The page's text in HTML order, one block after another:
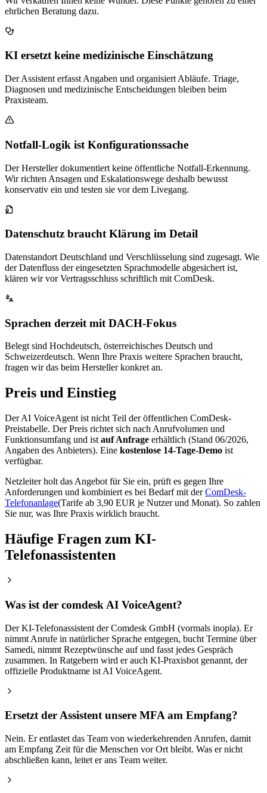
ehrlichen Beratung dazu.
KI ersetzt keine medizinische Einschätzung
Der Assistent erfasst Angaben und organisiert Abläufe. Triage,
Diagnosen und medizinische Entscheidungen bleiben beim
Praxisteam.
Notfall-Logik ist Konfigurationssache
Der Hersteller dokumentiert keine öffentliche Notfall-Erkennung.
Wir richten Ansagen und Eskalationswege deshalb bewusst
konservativ ein und testen sie vor dem Livegang.
Datenschutz braucht Klärung im Detail
Datenstandort Deutschland und Verschlüsselung sind zugesagt. Wie
der Datenfluss der eingesetzten Sprachmodelle abgesichert ist,
klären wir vor Vertragsschluss schriftlich mit ComDesk.
Sprachen derzeit mit DACH-Fokus
Belegt sind Hochdeutsch, österreichisches Deutsch und
Schweizerdeutsch. Wenn Ihre Praxis weitere Sprachen braucht,
fragen wir das beim Hersteller konkret an.
Preis und Einstieg
Der AI VoiceAgent ist nicht Teil der öffentlichen ComDesk-
Preistabelle. Der Preis richtet sich nach Anrufvolumen und
Funktionsumfang und ist auf Anfrage erhältlich (Stand 06/2026,
Angaben des Anbieters). Eine kostenlose 14-Tage-Demo ist
verfügbar.
Netzleiter holt das Angebot für Sie ein, prüft es gegen Ihre
Anforderungen und kombiniert es bei Bedarf mit derComDesk-
Telefonanlage(Tarife ab 3,90 EUR je Nutzer und Monat). So zahlen
Sie nur, was Ihre Praxis wirklich braucht.
Häufige Fragen zum KI-
Telefonassistenten
Was ist der comdesk AI VoiceAgent?
Der KI-Telefonassistent der Comdesk GmbH (vormals inopla). Er
nimmt Anrufe in natürlicher Sprache entgegen, bucht Termine über
Samedi, nimmt Rezeptwünsche auf und fasst jedes Gespräch
zusammen. In Ratgebern wird er auch KI-Praxisbot genannt, der
offizielle Produktname ist AI VoiceAgent.
Ersetzt der Assistent unsere MFA am Empfang?
Nein. Er entlastet das Team von wiederkehrenden Anrufen, damit
am Empfang Zeit für die Menschen vor Ort bleibt. Was er nicht
abschließen kann, leitet er ans Team weiter.